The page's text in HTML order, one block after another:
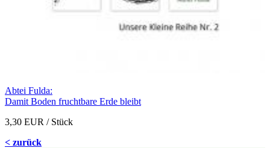
Abtei Fulda:
Damit Boden fruchtbare Erde bleibt
3,30 EUR / Stück
< zurück